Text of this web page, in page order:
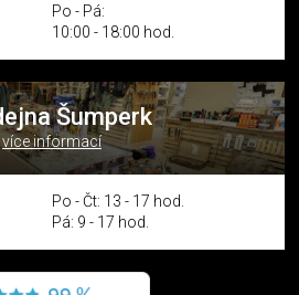
Po - Pá:
10:00 - 18:00 hod.
Šumperk
více informací
Po - Čt: 13 - 17 hod.
Pá: 9 - 17 hod.